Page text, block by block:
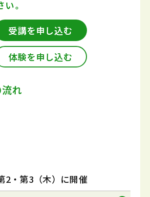
。
受講を申し込む
体験を申し込む
れ
2・第3（木）に開催